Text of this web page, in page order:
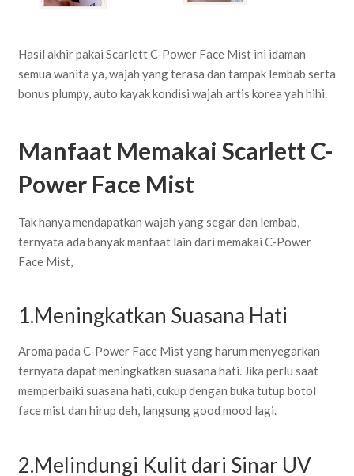
Hasil akhir pakai Scarlett C-Power Face Mist ini idaman
semua wanita ya, wajah yang terasa dan tampak lembab serta
bonus plumpy, auto kayak kondisi wajah artis korea yah hihi.
Manfaat Memakai Scarlett C-
Power Face Mist
Tak hanya mendapatkan wajah yang segar dan lembab,
ternyata ada banyak manfaat lain dari memakai C-Power
Face Mist,
1.Meningkatkan Suasana Hati
Aroma pada C-Power Face Mist yang harum menyegarkan
ternyata dapat meningkatkan suasana hati. Jika perlu saat
memperbaiki suasana hati, cukup dengan buka tutup botol
face mist dan hirup deh, langsung good mood lagi.
2.Melindungi Kulit dari Sinar UV